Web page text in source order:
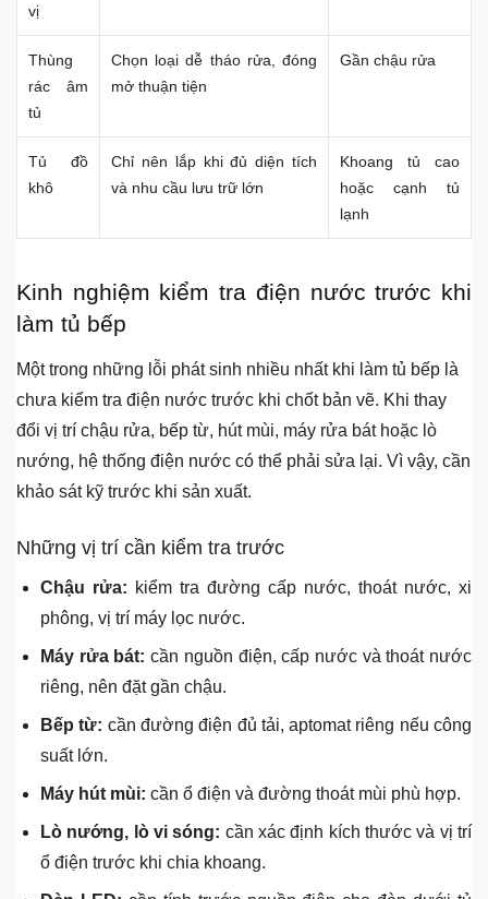
Ray kéo
hoặc ray âm cho ngăn kéo
nặng
dao thớt, thìa dĩa
Giá bát
hoặc nâng hạ theo nhu cầu
rửa
Giá dao
vị
Chọn đúng kích thước
Gần khu sơ chế
hoặc bếp nấu
Thùng
rác âm
tủ
Chọn loại dễ tháo rửa, đóng
mở thuận tiện
Gần chậu rửa
Tủ đồ
khô
Chỉ nên lắp khi đủ diện tích
và nhu cầu lưu trữ lớn
Khoang tủ cao
hoặc cạnh tủ
lạnh
làm tủ bếp
Một trong những lỗi phát sinh nhiều nhất khi làm tủ bếp là
chưa kiểm tra điện nước trước khi chốt bản vẽ. Khi thay
đổi vị trí chậu rửa, bếp từ, hút mùi, máy rửa bát hoặc lò
nướng, hệ thống điện nước có thể phải sửa lại. Vì vậy, cần
khảo sát kỹ trước khi sản xuất.
phông, vị trí máy lọc nước.